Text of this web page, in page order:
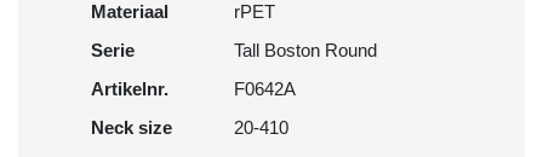
Materiaal
rPET
Serie
Tall Boston Round
Artikelnr.
F0642A
Neck size
20-410